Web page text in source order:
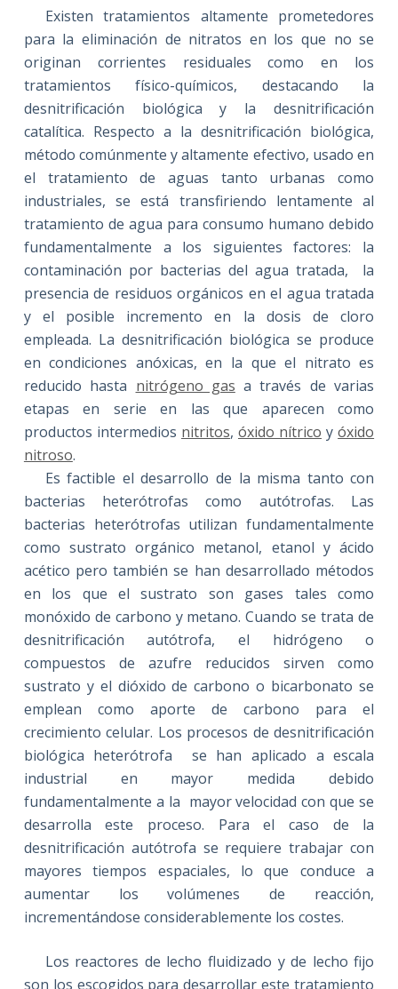
Existen tratamientos altamente prometedores
para la eliminación de nitratos en los que no se
originan corrientes residuales como en los
tratamientos físico-químicos, destacando la
desnitrificación biológica y la desnitrificación
catalítica. Respecto a la desnitrificación biológica,
método comúnmente y altamente efectivo, usado en
el tratamiento de aguas tanto urbanas como
industriales, se está transfiriendo lentamente al
tratamiento de agua para consumo humano debido
fundamentalmente a los siguientes factores: la
contaminación por bacterias del agua tratada,
la
presencia de residuos orgánicos en el agua tratada
y el posible incremento en la dosis de cloro
empleada. La desnitrificación biológica se produce
en condiciones anóxicas, en la que el nitrato es
reducido hasta nitrógeno gas a través de varias
etapas en serie en las que aparecen como
productos intermedios nitritos, óxido nítrico yóxido
nitroso.
Es factible el desarrollo de la misma tanto con
bacterias heterótrofas como autótrofas. Las
bacterias heterótrofas utilizan fundamentalmente
como sustrato orgánico metanol, etanol y ácido
acético pero también se han desarrollado métodos
en los que el sustrato son gases tales como
monóxido de carbono y metano. Cuando se trata de
desnitrificación autótrofa, el hidrógeno o
compuestos de azufre reducidos sirven como
sustrato y el dióxido de carbono o bicarbonato se
emplean como aporte de carbono para el
crecimiento celular. Los procesos de desnitrificación
biológica heterótrofa
se han aplicado a escala
industrial en mayor medida debido
fundamentalmente a la mayor velocidad con que se
desarrolla este proceso. Para el caso de la
desnitrificación autótrofa se requiere trabajar con
mayores tiempos espaciales, lo que conduce a
aumentar los volúmenes de reacción,
incrementándose considerablemente los costes.
Los reactores de lecho fluidizado y de lecho fijo
son los escogidos para desarrollar este tratamiento